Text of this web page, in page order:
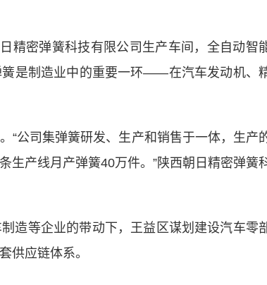
密弹簧科技有限公司生产车间，全自动智
是制造业中的重要一环——在汽车发动机、
公司集弹簧研发、生产和销售于一体，生产
生产线月产弹簧40万件。”陕西朝日精密弹簧
等企业的带动下，王益区谋划建设汽车零
供应链体系。